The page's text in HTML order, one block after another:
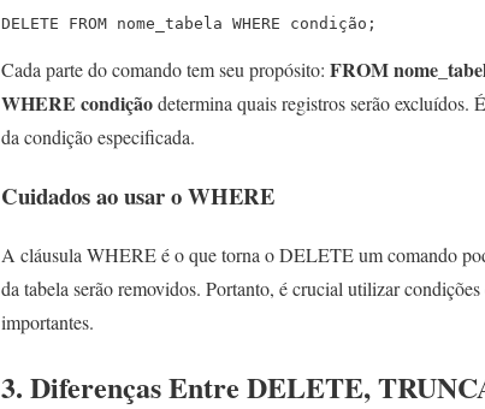
DELETE FROM nome_tabela WHERE condição;
Cada parte do comando tem seu propósito: FROM
WHERE condiçãodetermina quais registros serão excluídos.
da condição especificada.
Cuidados ao usar o WHERE
A cláusula WHERE é o que torna o DELETE um comando
da tabela serão removidos. Portanto, é crucial utilizar
importantes.
3. Diferenças Entre DELETE,